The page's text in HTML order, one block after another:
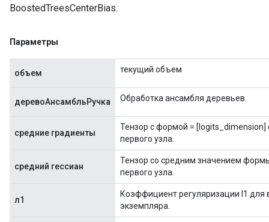
BoostedTreesCenterBias.
Параметры
объем текущий объем
деревоАнсамбльРучка Обработка ансамбля деревьев.
средние градиенты
Тензор с формой =
первого узла.
средний гессиан
Тензор со средним значением
первого узла.
л1
Коэффициент регуляризации l1 для
экземпляра.